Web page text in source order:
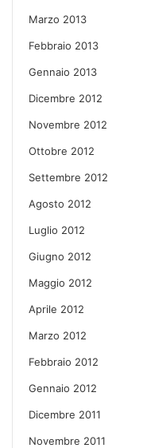
Marzo 2013
Febbraio 2013
Gennaio 2013
Dicembre 2012
Novembre 2012
Ottobre 2012
Settembre 2012
Agosto 2012
Luglio 2012
Giugno 2012
Maggio 2012
Aprile 2012
Marzo 2012
Febbraio 2012
Gennaio 2012
Dicembre 2011
Novembre 2011